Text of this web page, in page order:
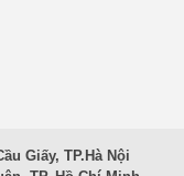
Giấy, TP.Hà Nội